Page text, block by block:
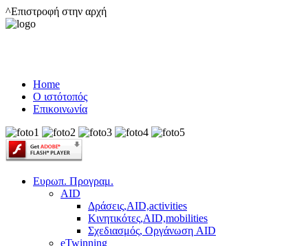
^Επιστροφή στην αρχή
Home
Ο ιστότοπός
Επικοινωνία
Ευρωπ. Προγραμ.
AID
Δράσεις,AID,activities
Κινητικότες,AID,mobilities
Σχεδιασμός, Οργάνωση AID
eTwinning